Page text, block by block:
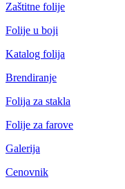
Zaštitne folije
Folije u boji
Katalog folija
Brendiranje
Folija za stakla
Folije za farove
Galerija
Cenovnik